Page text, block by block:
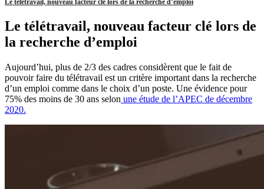
Le télétravail, nouveau facteur clé lors de la recherche d’emploi
Le télétravail, nouveau facteur clé lors de
la recherche d’emploi
Aujourd’hui, plus de 2/3 des cadres considèrent que le fait de
pouvoir faire du télétravail est un critère important dans la recherche
d’un emploi comme dans le choix d’un poste. Une évidence pour
75% des moins de 30 ans selon une étude de l’APEC de décembre
2020.